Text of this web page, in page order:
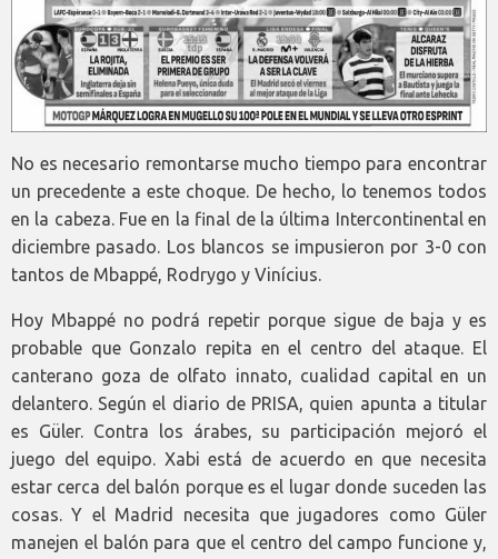
No es necesario remontarse mucho tiempo para encontrar
un precedente a este choque. De hecho, lo tenemos todos
en la cabeza. Fue en la final de la última Intercontinental en
diciembre pasado. Los blancos se impusieron por 3-0 con
tantos de Mbappé, Rodrygo y Vinícius.
Hoy Mbappé no podrá repetir porque sigue de baja y es
probable que Gonzalo repita en el centro del ataque. El
canterano goza de olfato innato, cualidad capital en un
delantero. Según el diario de PRISA, quien apunta a titular
es Güler. Contra los árabes, su participación mejoró el
juego del equipo. Xabi está de acuerdo en que necesita
estar cerca del balón porque es el lugar donde suceden las
cosas. Y el Madrid necesita que jugadores como Güler
manejen el balón para que el centro del campo funcione y,